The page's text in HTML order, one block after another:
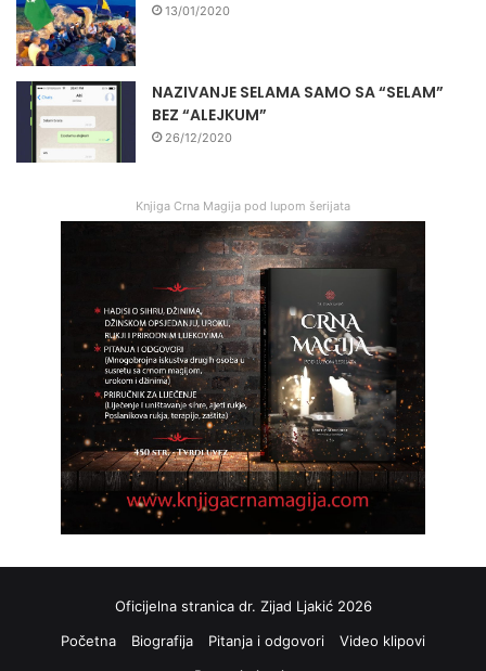
13/01/2020
NAZIVANJE SELAMA SAMO SA “SELAM”
BEZ “ALEJKUM”
26/12/2020
Knjiga Crna Magija pod lupom šerijata
Oficijelna stranica dr. Zijad Ljakić 2026
Početna
Biografija Pitanja i odgovori
Video klipovi